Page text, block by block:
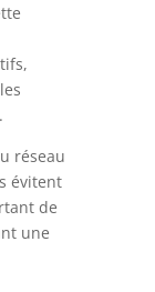
réseau
évitent
de
une